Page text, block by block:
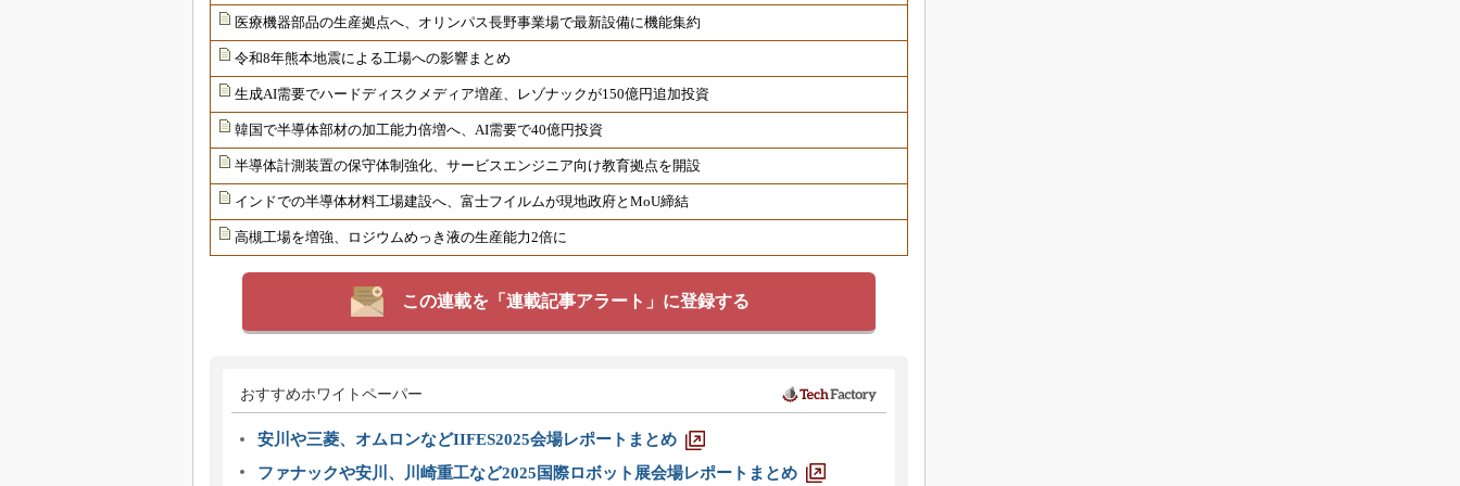
医療機器部品の生産拠点へ、オリンパス長野事業場で最新設備に機能集約
令和8年熊本地震による工場への影響まとめ
生成AI需要でハードディスクメディア増産、レゾナックが150億円追加投資
韓国で半導体部材の加工能力倍増へ、AI需要で40億円投資
半導体計測装置の保守体制強化、サービスエンジニア向け教育拠点を開設
インドでの半導体材料工場建設へ、富士フイルムが現地政府とMoU締結
高槻工場を増強、ロジウムめっき液の生産能力2倍に
この連載を「連載記事アラート」に登録する
おすすめホワイトペーパー
安川や三菱、オムロンなどIIFES2025会場レポートまとめ
ファナックや安川、川崎重工など2025国際ロボット展会場レポートまとめ